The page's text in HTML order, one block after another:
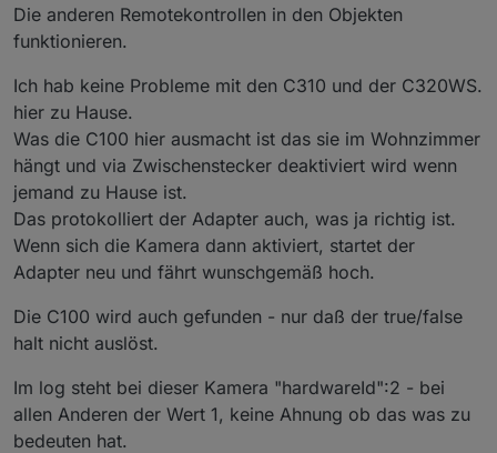
Die anderen Remotekontrollen in den Objekten
funktionieren.
Ich hab keine Probleme mit den C310 und der C320WS.
hier zu Hause.
Was die C100 hier ausmacht ist das sie im Wohnzimmer
hängt und via Zwischenstecker deaktiviert wird wenn
jemand zu Hause ist.
Das protokolliert der Adapter auch, was ja richtig ist.
Wenn sich die Kamera dann aktiviert, startet der
Adapter neu und fährt wunschgemäß hoch.
Die C100 wird auch gefunden - nur daß der true/false
halt nicht auslöst.
Im log steht bei dieser Kamera "hardwareId":2 - bei
allen Anderen der Wert 1, keine Ahnung ob das was zu
bedeuten hat.